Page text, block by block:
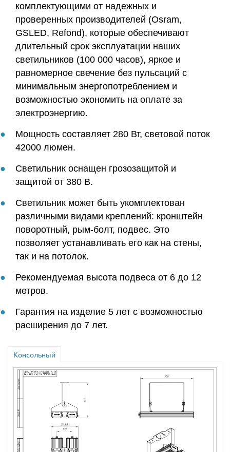
комплектующими от надежных и
проверенных производителей (Osram,
GSLED, Refond), которые обеспечивают
длительный срок эксплуатации наших
светильников (100 000 часов), яркое и
равномерное свечение без пульсаций с
минимальным энергопотреблением и
возможностью экономить на оплате за
электроэнергию.
Мощность составляет 280 Вт, световой поток
42000 люмен.
Светильник оснащен грозозащитой и
защитой от 380 В.
Светильник может быть укомплектован
различными видами креплений: кронштейн
поворотный, рым-болт, подвес. Это
позволяет устанавливать его как на стены,
так и на потолок.
Рекомендуемая высота подвеса от 6 до 12
метров.
Гарантия на изделие 5 лет с возможностью
расширения до 7 лет.
Консольный